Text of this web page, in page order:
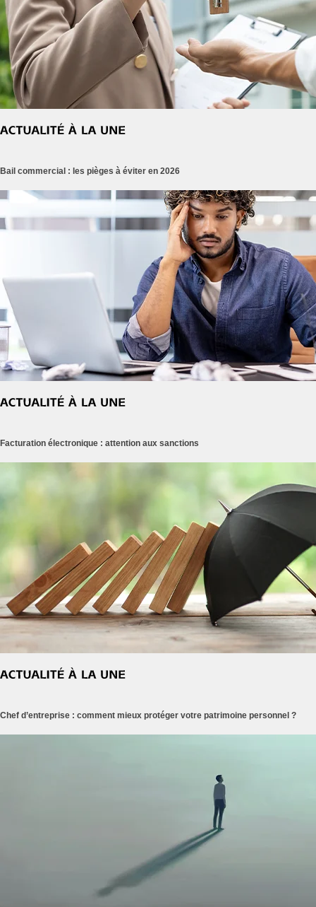
Bail commercial : les pièges à éviter en 2026
Facturation électronique : attention aux sanctions
Chef d’entreprise : comment mieux protéger votre patrimoine personnel ?